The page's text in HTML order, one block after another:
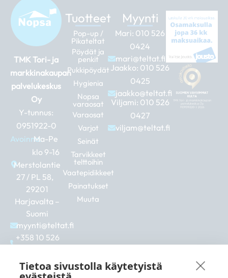
TMK Tori- ja
markkinakaupan
palvelukeskus
Oy
Y-tunnus:
0951922-0
Avoinna:Ma-Pe
klo 9-16
Merstolantie
27 / PL 58,
29201
Harjavalta –
Suomi
myynti@teltat.fi
+358 10 526
F
a
I
n
L
i
Tuotteet
Pop-up /
Pikateltat
Pöydät ja
penkit
Pukkipöydät
Hygienia
Nopsa
varaosat
Varaosat
Varjot
Seinät
Tarvikkeet
telttoihin
Vaatepidikkeet
Painatukset
Muuta
Myynti
Mari: 010 526
0424
mari@teltat.fi
Jaakko: 010 526
0425
jaakko@teltat.fi
Viljami: 010 526
0427
viljam@teltat.fi
Tietoa sivustolla käytetyistä